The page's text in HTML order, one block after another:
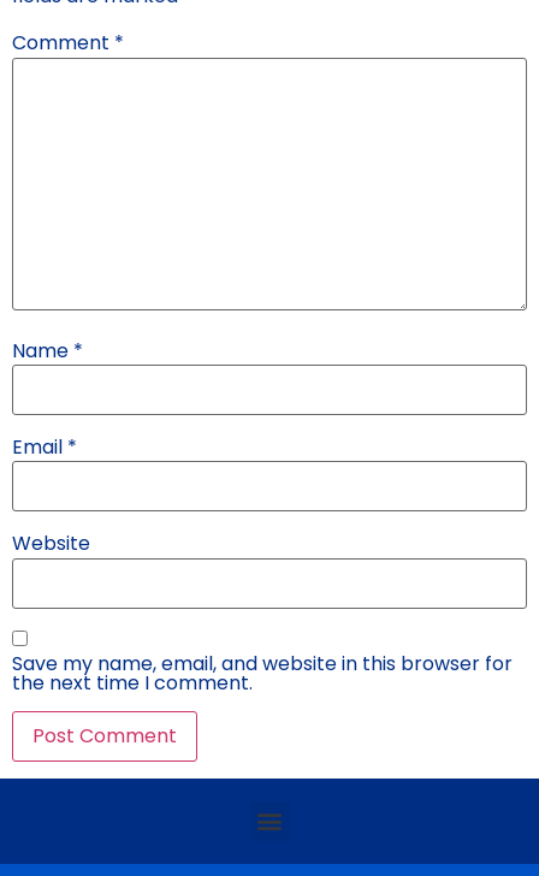
Comment *
Name *
Email *
Website
Save my name, email, and website in this browser for
the next time I comment.